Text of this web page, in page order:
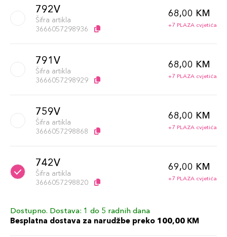
792V
Šifra artikla
3666057298936
68,00 KM
+7 PLAZA cvjetića
791V
Šifra artikla
3666057298929
68,00 KM
+7 PLAZA cvjetića
759V
Šifra artikla
3666057298868
68,00 KM
+7 PLAZA cvjetića
742V
Šifra artikla
3666057298820
69,00 KM
+7 PLAZA cvjetića
732V
Šifra artikla
69,00 KM
Dostupno. Dostava: 1 do 5 radnih dana
Besplatna dostava za narudžbe preko 100,00 KM